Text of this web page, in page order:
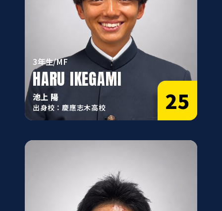
25
3年生/MF
HARU IKEGAMI
池上 陽
出身校：慶應志木高校